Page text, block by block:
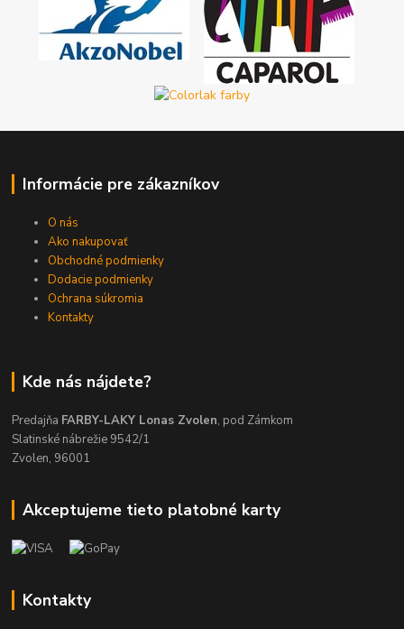
Informácie pre zákazníkov
O nás
Ako nakupovať
Obchodné podmienky
Dodacie podmienky
Ochrana súkromia
Kontakty
Kde nás nájdete?
Predajňa FARBY-LAKY Lonas Zvolen, pod Zámkom
Slatinské nábrežie 9542/1
Zvolen, 96001
Akceptujeme tieto platobné karty
Kontakty